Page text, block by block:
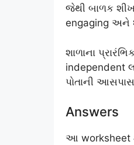
જેથી બાળક
engaging અને
શાળાના
independent
પોતાની
Answers
આ worksheet